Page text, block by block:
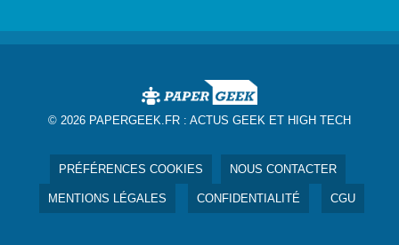
© 2026 PAPERGEEK.FR : ACTUS GEEK ET HIGH TECH
PRÉFÉRENCES COOKIES NOUS CONTACTER
MENTIONS LÉGALES CONFIDENTIALITÉ CGU